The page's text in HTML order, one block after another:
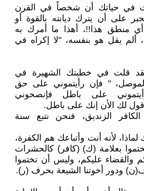
في حياتك أن شخصاً في القرن
على أن يترك ديانته بالقوة أو
منطق هذا!!، أهذا ما أمرك به
يقل هو بنفسه، "لا إكراه في
قلت في خطبتك الشهيرة في
الموصل، " فإن رأيتموني على حق
على باطل فإنصحوني
لك الأن إنك على باطل.
الكافر الزنديق، فنحن نتبع سنة
لماذا، لأنه أنت وأتباعك هم الكفرة،
بعلامة (ك) (كافر) كالحشرات
والقضاء عليكم، وليس أن تختموا
ودور أخوتنا الشيعة بحرف (ر).